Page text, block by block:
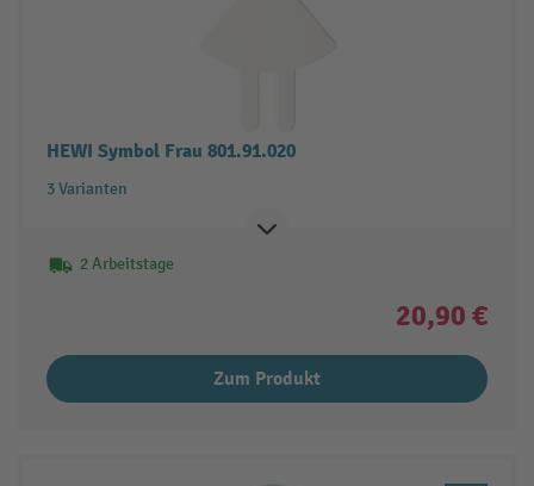
HEWI Symbol Frau 801.91.020
3 Varianten
2 Arbeitstage
20,90 €
Zum Produkt